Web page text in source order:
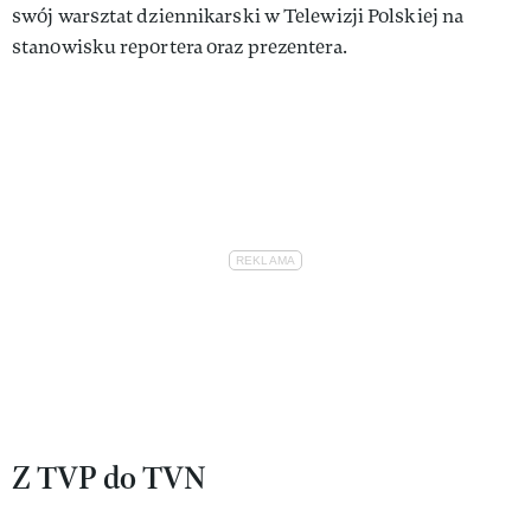
swój warsztat dziennikarski w Telewizji Polskiej na
stanowisku reportera oraz prezentera.
Z TVP do TVN